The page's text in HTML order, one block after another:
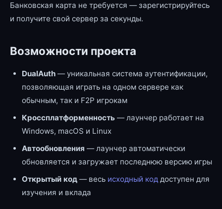
Банковская карта не требуется — зарегистрируйтесь
и получите свой сервер за секунды.
Возможности проекта
DualAuth — уникальная система аутентификации,
позволяющая играть на одном сервере как
обычным, так и F2P игрокам
Кроссплатформенность — лаунчер работает на
Windows, macOS и Linux
Автообновления — лаунчер автоматически
обновляется и загружает последнюю версию игры
Открытый код — весь исходный код доступен для
изучения и вклада